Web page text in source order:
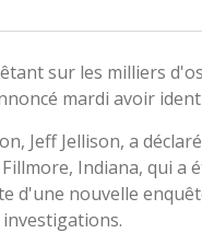
sur les milliers
mardi avoir
Jeff Jellison, a
Indiana, qui
d'une nouvelle